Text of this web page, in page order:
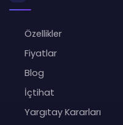
Özellikler
Fiyatlar
Blog
İçtihat
Yargıtay Kararları